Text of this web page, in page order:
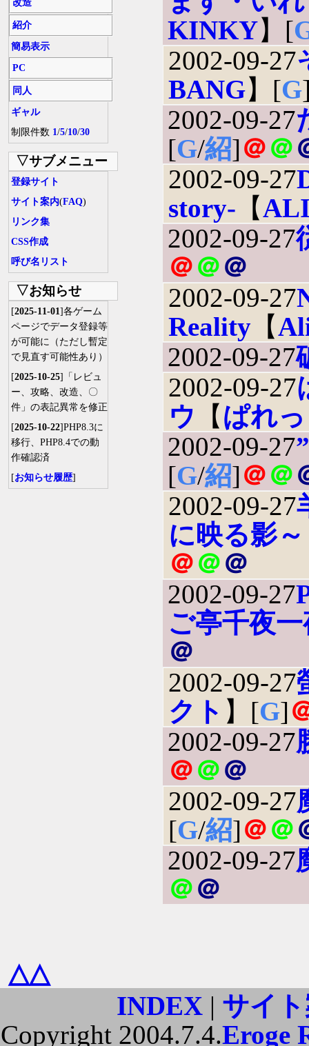
改造
紹介
簡易表示
PC
同人
ギャル
制限件数 1/5/10/30
▽サブメニュー
登録サイト
サイト案内(FAQ)
リンク集
CSS作成
呼び名リスト
▽お知らせ
[2025-11-01]各ゲーム
ページでデータ登録等
が可能に（ただし暫定
で見直す可能性あり）
[2025-10-25]「レビュ
ー、攻略、改造、〇
件」の表記異常を修正
[2025-10-22]PHP8.3に
移行、PHP8.4での動
作確認済
[お知らせ履歴]
KINKY】[
2002-09-27
BANG】[G
2002-09-27
[G/紹]＠＠
2002-09-27
story- 【
2002-09-27
＠＠＠
2002-09-27
Reality 【
2002-09-27
2002-09-27
ウ
【 ぱれ
2002-09-27
[G/紹]＠＠
2002-09-27
に映る影～
＠＠＠
2002-09-27
ご亭千夜
＠
2002-09-27
クト 】[G]
2002-09-27
＠＠＠
2002-09-27
[G/紹]＠＠
2002-09-27
＠＠
△△
INDEX| サイ
Copyright 2004.7.4.Eroge